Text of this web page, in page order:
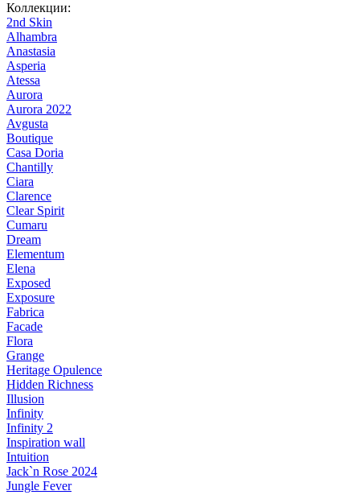
Коллекции:
2nd Skin
Alhambra
Anastasia
Asperia
Atessa
Aurora
Aurora 2022
Avgusta
Boutique
Casa Doria
Chantilly
Ciara
Clarence
Clear Spirit
Cumaru
Dream
Elementum
Elena
Exposed
Exposure
Fabrica
Facade
Flora
Grange
Heritage Opulence
Hidden Richness
Illusion
Infinity
Infinity 2
Inspiration wall
Intuition
Jack`n Rose 2024
Jungle Fever